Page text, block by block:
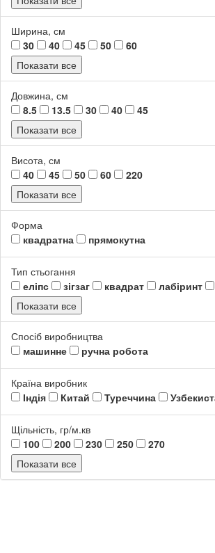
Ширина, см
30
40 45 50
60
Показати все
Довжина, см
8.5
13.5 30 40
45
Показати все
Висота, см
40
45 50 60
220
Показати все
Форма
квадратна
прямокутна
Тип стьогання
еліпс
зігзаг квадрат лабіринт
Показати все
Спосіб виробництва
машинне
ручна робота
Країна виробник
Індія
Китай Туреччина
Щільність, гр/м.кв
100
200 230 250
270
Показати все